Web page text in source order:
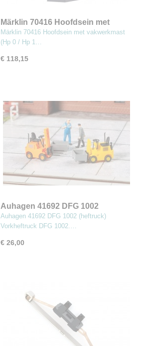
Märklin 70416 Hoofdsein met
vakwerkmast (Hp 0 / Hp 1 /Hp 2)
Märklin 70416 Hoofdsein met vakwerkmast
(Hp 0 / Hp 1…
€ 118,15
Auhagen 41692 DFG 1002
(heftruck)
Auhagen 41692 DFG 1002 (heftruck)
Vorkheftruck DFG 1002.…
€ 26,00